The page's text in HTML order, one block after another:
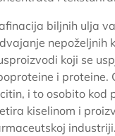
biljnih ulja
nepoželjnih
koji se
i proteine.
i to osobito kod
kiselinom i